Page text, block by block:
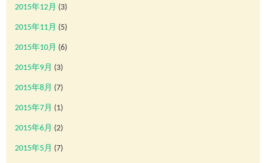
2015年12月 (3)
2015年11月 (5)
2015年10月 (6)
2015年9月 (3)
2015年8月 (7)
2015年7月 (1)
2015年6月 (2)
2015年5月 (7)